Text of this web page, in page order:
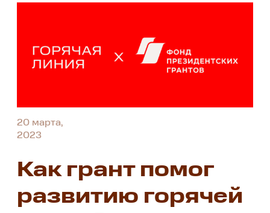
20 марта,
2023
Как грант помог
развитию горячей